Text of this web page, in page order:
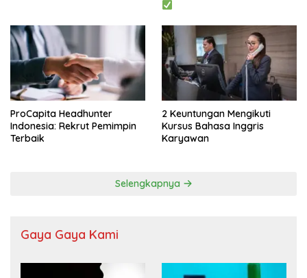
ProCapita Headhunter
Indonesia: Rekrut Pemimpin
Terbaik
2 Keuntungan Mengikuti
Kursus Bahasa Inggris
Karyawan
Selengkapnya
Gaya Gaya Kami